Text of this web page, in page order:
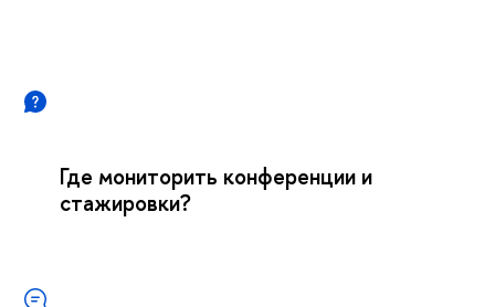
Где мониторить конференции и
стажировки?